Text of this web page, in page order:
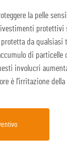
la pelle
protettivi
da
di particelle
involucri
è l'irritazione